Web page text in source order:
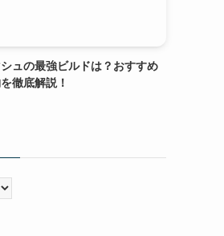
ュの最強ビルドは？おすすめ
徹底解説！